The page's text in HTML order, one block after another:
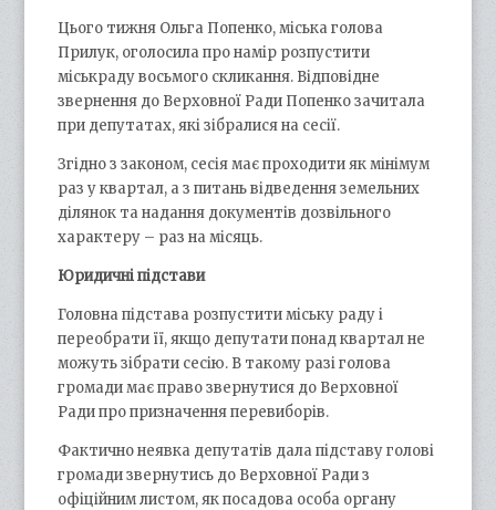
Цього тижня Ольга Попенко, міська голова
Прилук, оголосила про намір розпустити
міськраду восьмого скликання. Відповідне
звернення до Верховної Ради Попенко зачитала
при депутатах, які зібралися на сесії.
Згідно з законом, сесія має проходити як мінімум
раз у квартал, а з питань відведення земельних
ділянок та надання документів дозвільного
характеру – раз на місяць.
Юридичні підстави
Головна підстава розпустити міську раду і
переобрати її, якщо депутати понад квартал не
можуть зібрати сесію. В такому разі голова
громади має право звернутися до Верховної
Ради про призначення перевиборів.
Фактично неявка депутатів дала підставу голові
громади звернутись до Верховної Ради з
офіційним листом, як посадова особа органу